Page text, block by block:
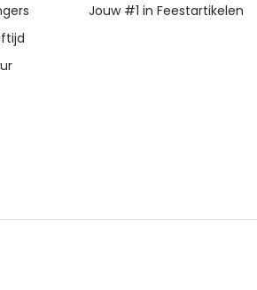
Jouw #1 in Feestartikelen